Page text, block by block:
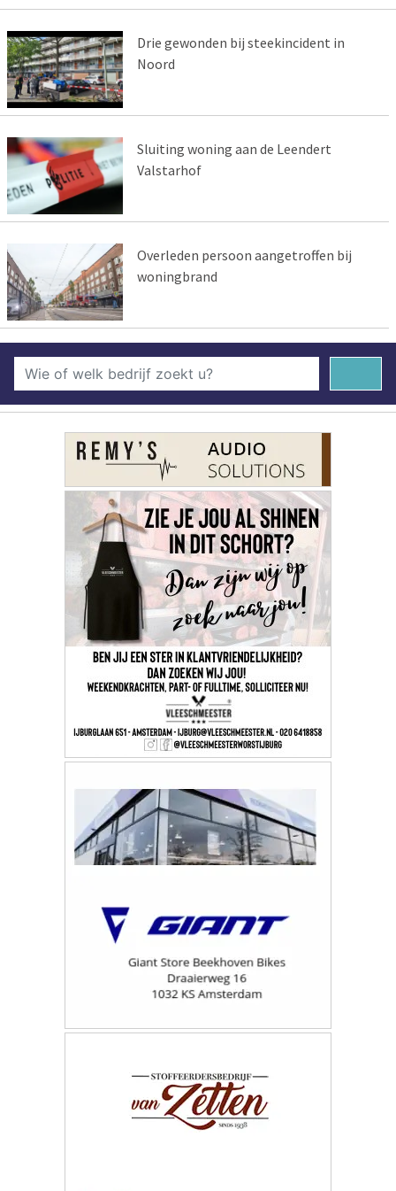
Drie gewonden bij steekincident in
Noord
Sluiting woning aan de Leendert
Valstarhof
Overleden persoon aangetroffen bij
woningbrand